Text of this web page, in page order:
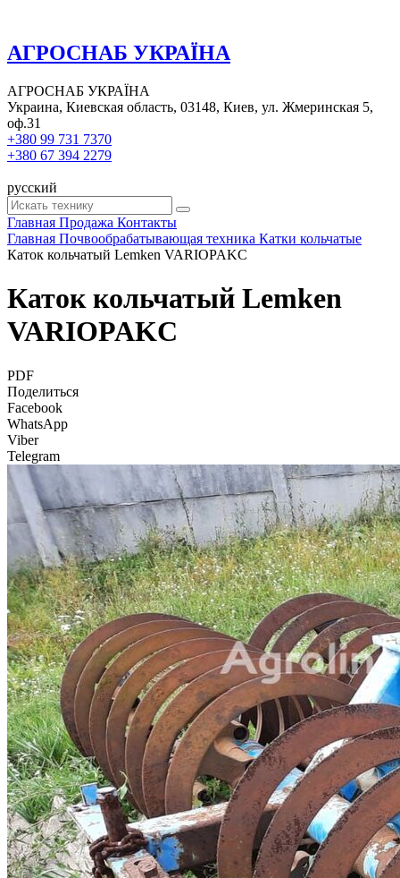
АГРОСНАБ УКРАЇНА
АГРОСНАБ УКРАЇНА
Украина, Киевская область, 03148, Киев, ул. Жмеринская 5,
оф.31
+380 99 731 7370
+380 67 394 2279
русский
Главная Продажа Контакты
Главная Почвообрабатывающая техника Катки кольчатые
Каток кольчатый Lemken VARIOPAKC
Каток кольчатый Lemken
VARIOPAKC
PDF
Поделиться
Facebook
WhatsApp
Viber
Telegram